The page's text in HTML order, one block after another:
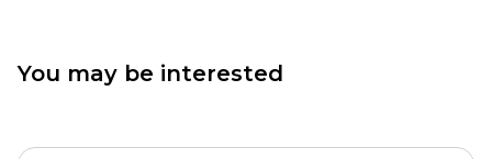
You may be interested